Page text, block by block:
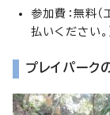
参加費：無料
払いください。
プレイパーク